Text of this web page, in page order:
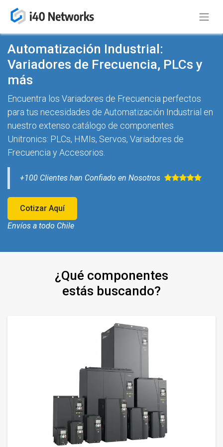
Automatización Industrial:
Variadores de Frecuencia, PLCs y
más
Encuentra los Variadores de Frecuencia perfectos
para tus necesidades de Automatización Industrial en
nuestro extenso catálogo de componentes
Unitronics: PLCs, HMIs, Servos, Variadores de
Frecuencia y Accesorios.
+100 Clientes han Confiado en Nosotros ​
Cotizar Aquí
Envíos a todo Chile
¿Qué componentes
estás buscando?